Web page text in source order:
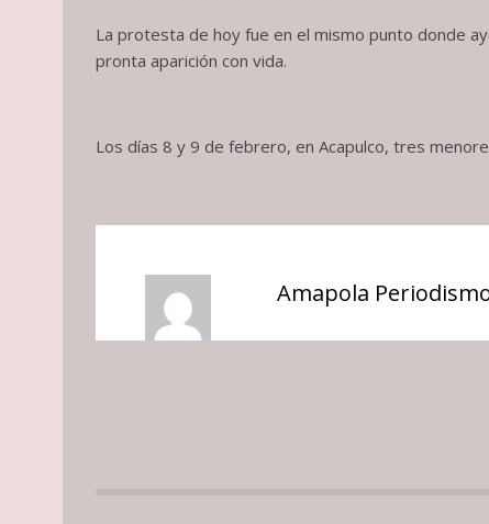
La protesta de hoy fue en el mismo punto donde
pronta aparición con vida.
Los días 8 y 9 de febrero, en Acapulco, tres
Amapola